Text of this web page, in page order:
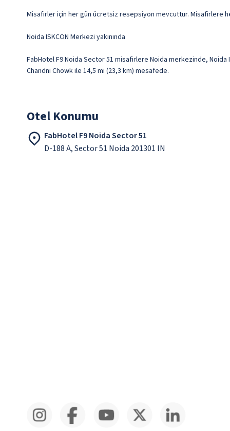
Misafirler için her gün ücretsiz resepsiyon mevcuttur. Misafirlere
Noida ISKCON Merkezi yakınında
FabHotel F9 Noida Sector 51 misafirlere Noida merkezinde, Noida
Chandni Chowk ile 14,5 mi (23,3 km) mesafede.
Otel Konumu
FabHotel F9 Noida Sector 51
D-188 A, Sector 51 Noida 201301 IN